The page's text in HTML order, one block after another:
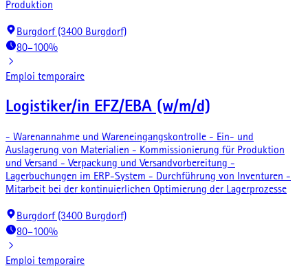
Produktion
Burgdorf (3400 Burgdorf)
80–100%
Emploi temporaire
Logistiker/in EFZ/EBA (w/m/d)
- Warenannahme und Wareneingangskontrolle - Ein- und
Auslagerung von Materialien - Kommissionierung für Produktion
und Versand - Verpackung und Versandvorbereitung -
Lagerbuchungen im ERP-System - Durchführung von Inventuren -
Mitarbeit bei der kontinuierlichen Optimierung der Lagerprozesse
Burgdorf (3400 Burgdorf)
80–100%
Emploi temporaire